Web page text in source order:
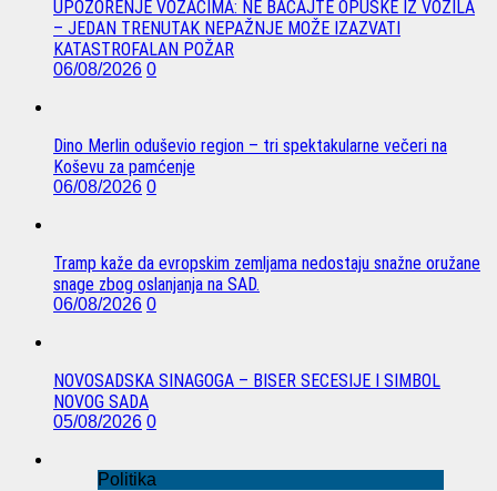
UPOZORENJE VOZAČIMA: NE BACAJTE OPUŠKE IZ VOZILA
– JEDAN TRENUTAK NEPAŽNJE MOŽE IZAZVATI
KATASTROFALAN POŽAR
06/08/2026 0
Dino Merlin oduševio region – tri spektakularne večeri na
Koševu za pamćenje
06/08/2026 0
Tramp kaže da evropskim zemljama nedostaju snažne oružane
snage zbog oslanjanja na SAD.
06/08/2026 0
NOVOSADSKA SINAGOGA – BISER SECESIJE I SIMBOL
NOVOG SADA
05/08/2026 0
Politika